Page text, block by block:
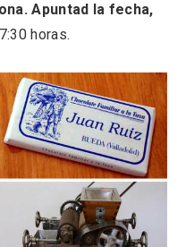
Apuntad la fecha,
horas.
de Narración Oral,